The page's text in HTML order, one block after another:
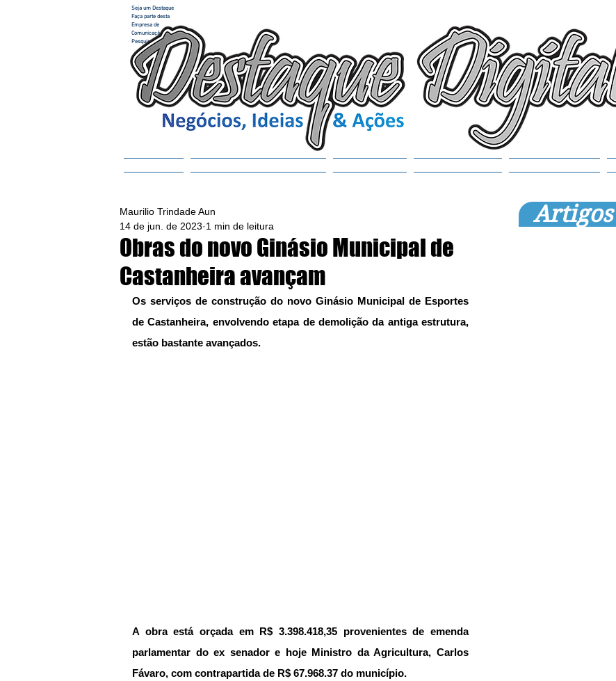
Seja um Destaque
Faça parte desta
Empresa de
Comunicação e
Pesquisa
Obras do novo Ginásio Municipal de
Castanheira avançam
Maurilio Trindade Aun
14 de jun. de 2023 1 min de leitura
Os serviços de construção do novo Ginásio Municipal de Esportes
de Castanheira, envolvendo etapa de demolição da antiga estrutura,
estão bastante avançados.
A obra está orçada em R$ 3.398.418,35 provenientes de emenda
parlamentar do ex senador e hoje Ministro da Agricultura, Carlos
Fávaro, com contrapartida de R$ 67.968.37 do município.